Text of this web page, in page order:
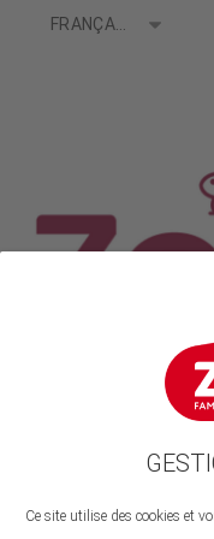
Ce site utilise des cookies et
Langues